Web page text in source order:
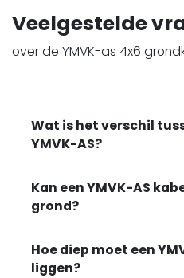
Veelgestelde
over de YMVK-as 4x6
Wat is het verschil
YMVK-AS?
Kan een YMVK-AS
grond?
Hoe diep moet een
liggen?